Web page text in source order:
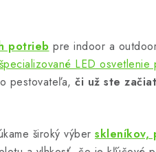
potrieb pre indoor a
špecializované LED osvetlenie
pestovateľa, či už ste
široký výber skleníkov,